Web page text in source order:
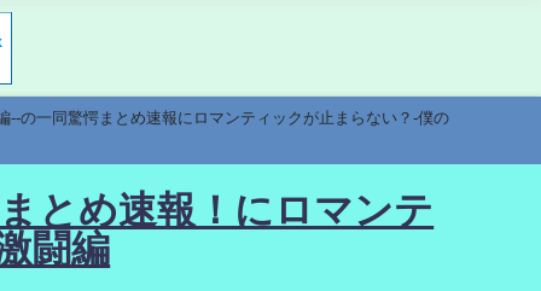
の一同驚愕まとめ速報にロマンティックが止まらない？-僕の
とめ速報！にロマンテ
闘編